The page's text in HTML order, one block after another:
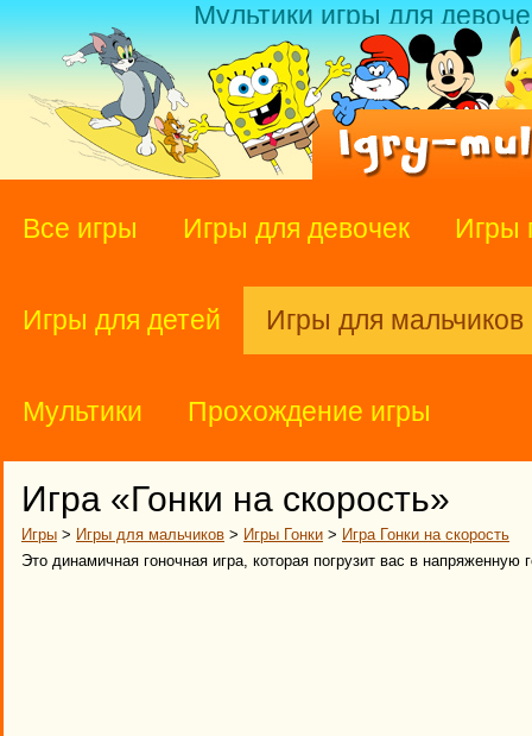
Мультики игры для
Все игры Игры для девочек Игры
Игры для детей Игры для мальчиков
Мультики Прохождение игры
Игра «Гонки на скорость»
Игры > Игры для мальчиков > Игры Гонки > Игра Гонки на скорость
Это динамичная гоночная игра, которая погрузит вас в